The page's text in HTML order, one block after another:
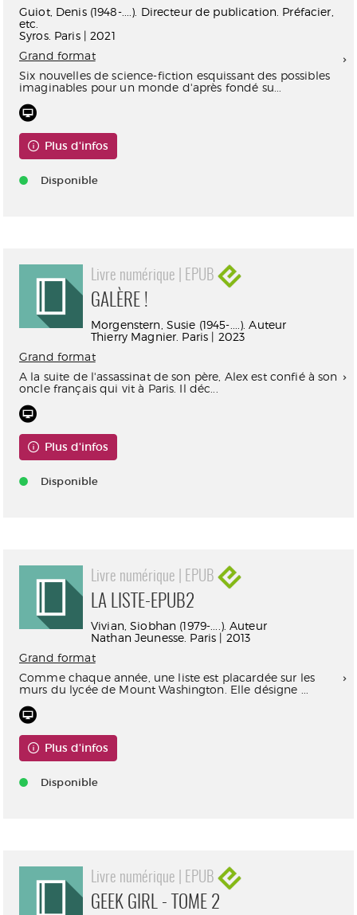
Guiot, Denis (1948-....). Directeur de publication. Préfacier,
etc.
Syros. Paris | 2021
Grand format
Six nouvelles de science-fiction esquissant des possibles
imaginables pour un monde d'après fondé su...
Plus d'infos
Disponible
Livre numérique | EPUB
GALÈRE !
Morgenstern, Susie (1945-....). Auteur
Thierry Magnier. Paris | 2023
Grand format
A la suite de l'assassinat de son père, Alex est confié à son
oncle français qui vit à Paris. Il déc...
Plus d'infos
Disponible
Livre numérique | EPUB
LA LISTE-EPUB2
Vivian, Siobhan (1979-....). Auteur
Nathan Jeunesse. Paris | 2013
Grand format
Comme chaque année, une liste est placardée sur les
murs du lycée de Mount Washington. Elle désigne ...
Plus d'infos
Disponible
Livre numérique | EPUB
GEEK GIRL - TOME 2